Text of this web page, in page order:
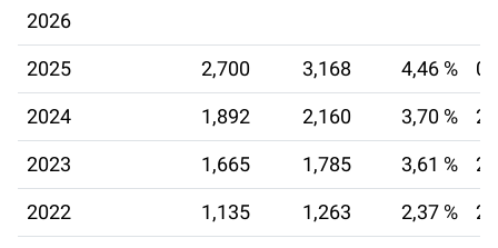
2026
2025 2,700 3,168 4,46 %
2024 1,892 2,160 3,70 %
2023 1,665 1,785 3,61 %
2022 1,135 1,263 2,37 %